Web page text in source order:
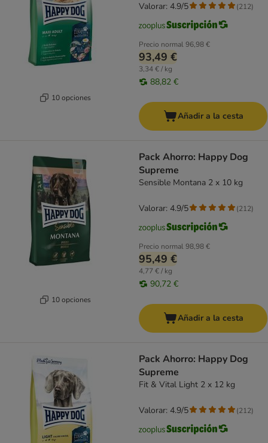
10 opciones
Precio normal96,98 €
93,49 €
3,34 € / kg
88,82 €
Valorar: 4.9/5 (212)
Añadir a la cesta
10 opciones
Pack Ahorro: Happy Dog
Supreme
Sensible Montana 2 x 10 kg
Precio normal98,98 €
95,49 €
4,77 € / kg
90,72 €
Valorar: 4.9/5 (212)
Añadir a la cesta
Pack Ahorro: Happy Dog
Supreme
Fit & Vital Light 2 x 12 kg
Valorar: 4.9/5 (212)